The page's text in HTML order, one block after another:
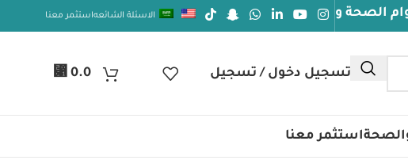
الاسئلة الشائعهاستثمر معنا
تسجيل دخول / تسجيل ⃁0.0
استثمر معنا